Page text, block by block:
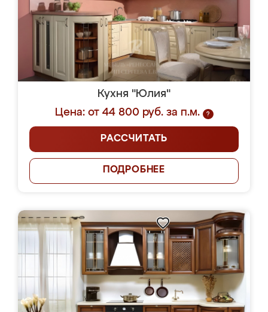
Кухня "Юлия"
Цена: от 44 800 руб. за п.м.
?
РАССЧИТАТЬ
ПОДРОБНЕЕ